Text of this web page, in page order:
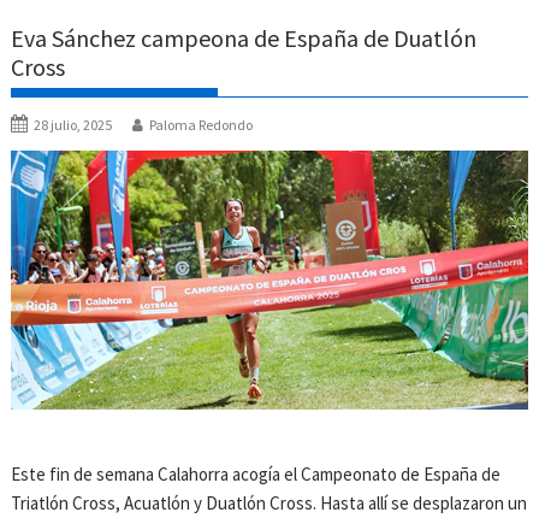
Eva Sánchez campeona de España de Duatlón
Cross
28 julio, 2025 Paloma Redondo
Este fin de semana Calahorra acogía el Campeonato de España de
Triatlón Cross, Acuatlón y Duatlón Cross. Hasta allí se desplazaron un